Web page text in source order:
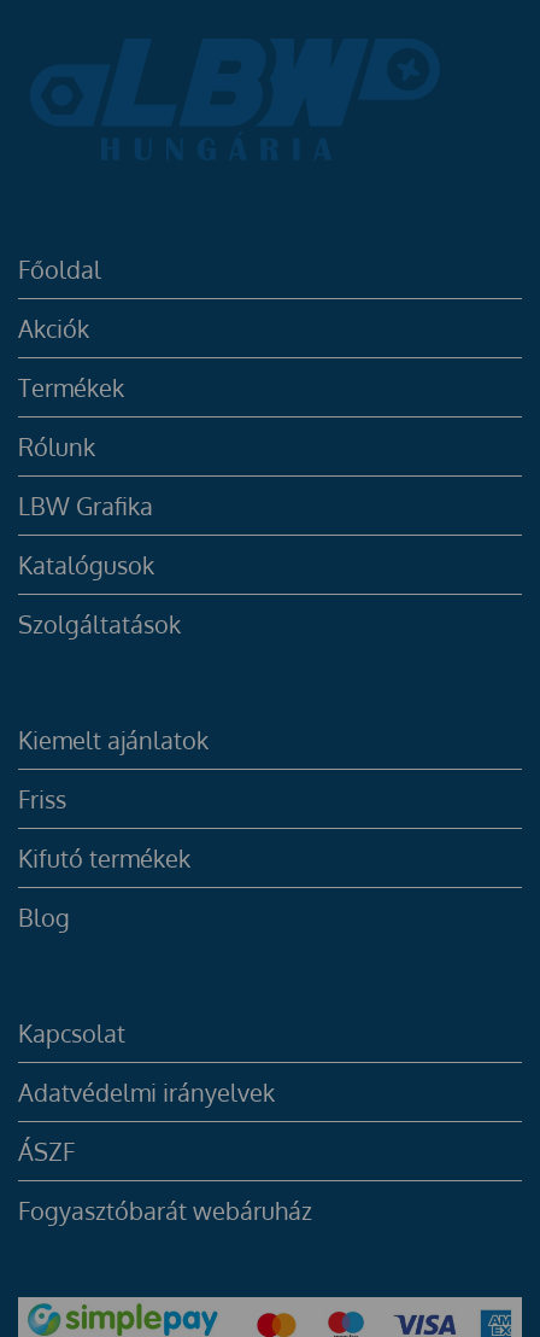
Főoldal
Akciók
Termékek
Rólunk
LBW Grafika
Katalógusok
Szolgáltatások
Kiemelt ajánlatok
Friss
Kifutó termékek
Blog
Kapcsolat
Adatvédelmi irányelvek
ÁSZF
Fogyasztóbarát webáruház